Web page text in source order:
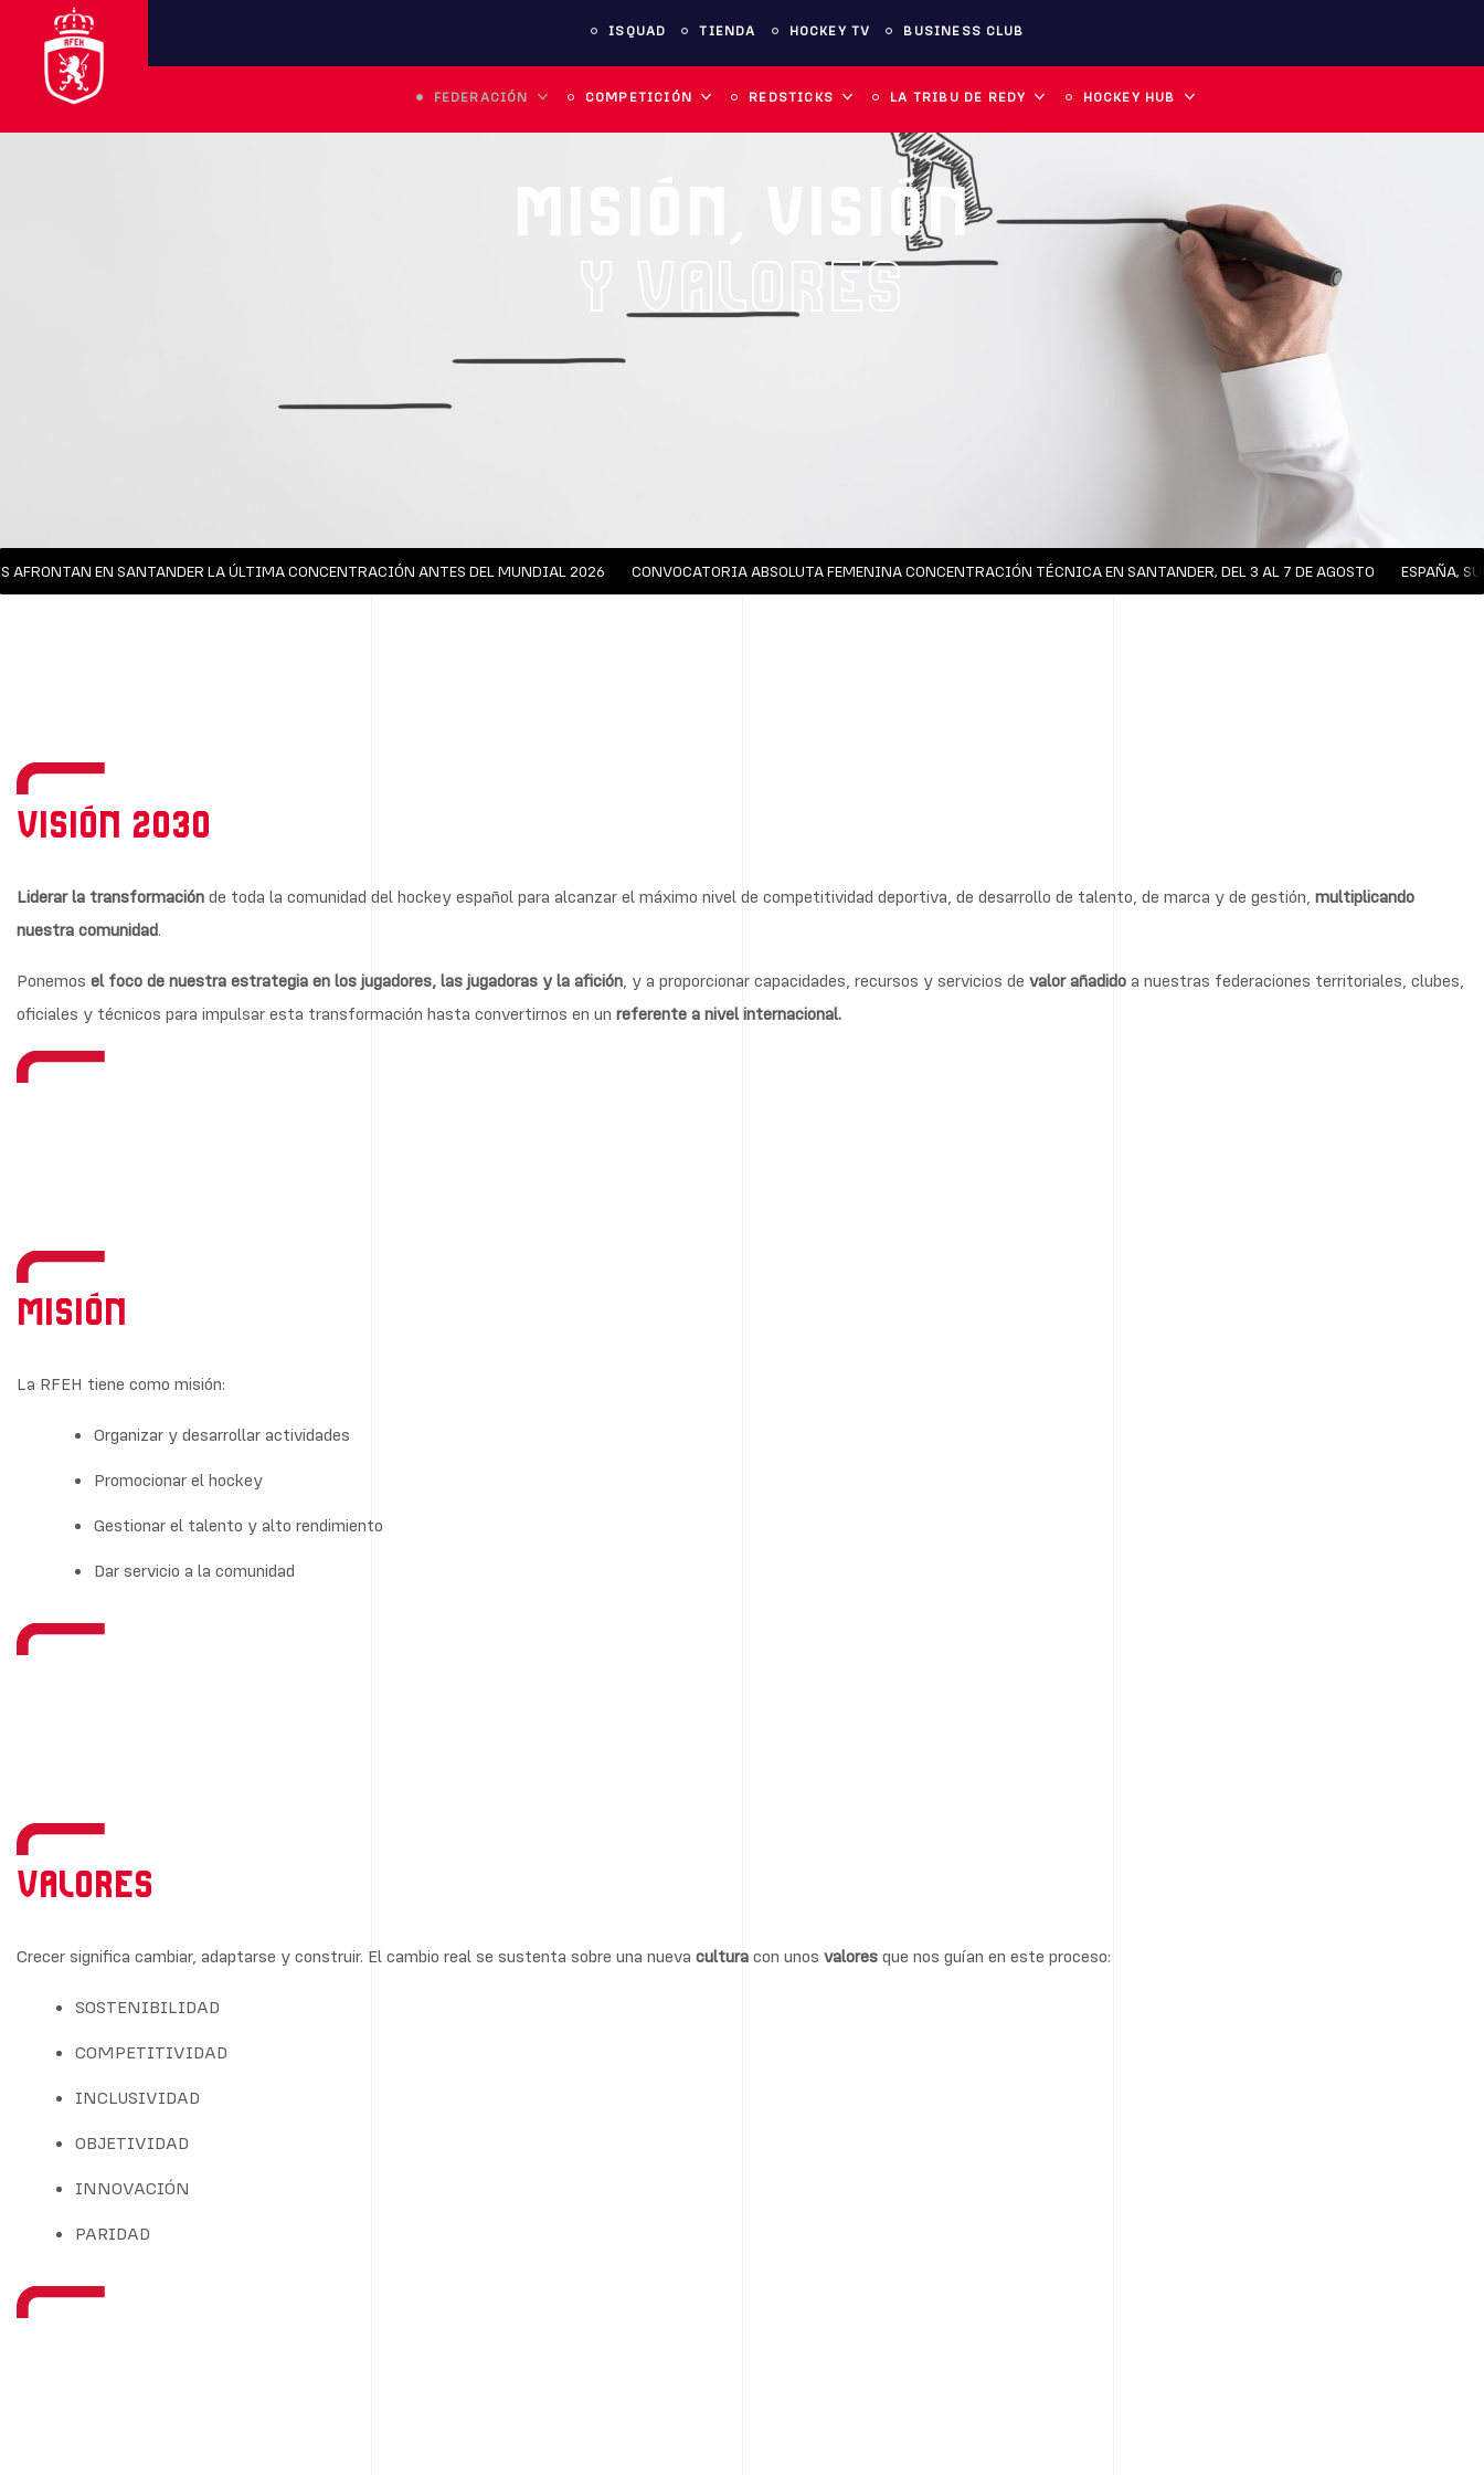
ISQUAD TIENDA HOCKEY TV BUSINESS CLUB
FEDERACIÓN COMPETICIÓN REDSTICKS LA TRIBU DE REDY HOCKEY HUB
MISIÓN, VISIÓN
Y VALORES
EN SANTANDER LA ÚLTIMA CONCENTRACIÓN ANTES DEL MUNDIAL 2026 CONVOCATORIA ABSOLUTA FEMENINA CONCENTRACIÓN TÉCNICA EN SANTANDER, DEL 3 AL 7 DE AGOSTO ESPAÑA,
Visión 2030
Liderar la transformación de toda la comunidad del hockey español para alcanzar el máximo nivel de competitividad deportiva, de desarrollo de talento, de marca y de gestión, multiplicando
nuestra comunidad.
Ponemos el foco de nuestra estrategia en los jugadores, las jugadoras y la afición, y a proporcionar capacidades, recursos y servicios de valor añadido a nuestras federaciones territoriales, clubes,
oficiales y técnicos para impulsar esta transformación hasta convertirnos en un referente a nivel internacional.
Misión
La RFEH tiene como misión:
Organizar y desarrollar actividades
Promocionar el hockey
Gestionar el talento y alto rendimiento
Dar servicio a la comunidad
Valores
Crecer significa cambiar, adaptarse y construir. El cambio real se sustenta sobre una nueva cultura con unos valores que nos guían en este proceso:
SOSTENIBILIDAD
COMPETITIVIDAD
INCLUSIVIDAD
OBJETIVIDAD
INNOVACIÓN
PARIDAD